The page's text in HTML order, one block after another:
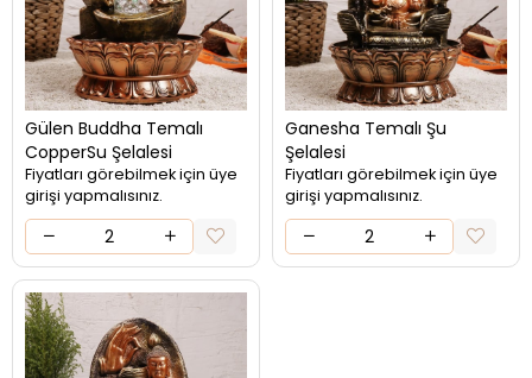
Gülen Buddha Temalı
CopperSu Şelalesi
Fiyatları görebilmek için üye
girişi yapmalısınız.
Ganesha Temalı Şu
Şelalesi
Fiyatları görebilmek için üye
girişi yapmalısınız.